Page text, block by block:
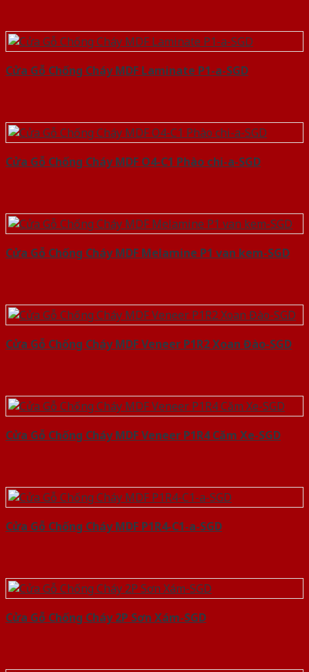
Cửa Gỗ Chống Cháy MDF Laminate P1-a-SGD
Cửa Gỗ Chống Cháy MDF O4-C1 Phào chi-a-SGD
Cửa Gỗ Chống Cháy MDF Melamine P1 van kem-SGD
Cửa Gỗ Chống Cháy MDF Veneer P1R2 Xoan Đào-SGD
Cửa Gỗ Chống Cháy MDF Veneer P1R4 Căm Xe-SGD
Cửa Gỗ Chống Cháy MDF P1R4-C1-a-SGD
Cửa Gỗ Chống Cháy 2P Sơn Xám-SGD